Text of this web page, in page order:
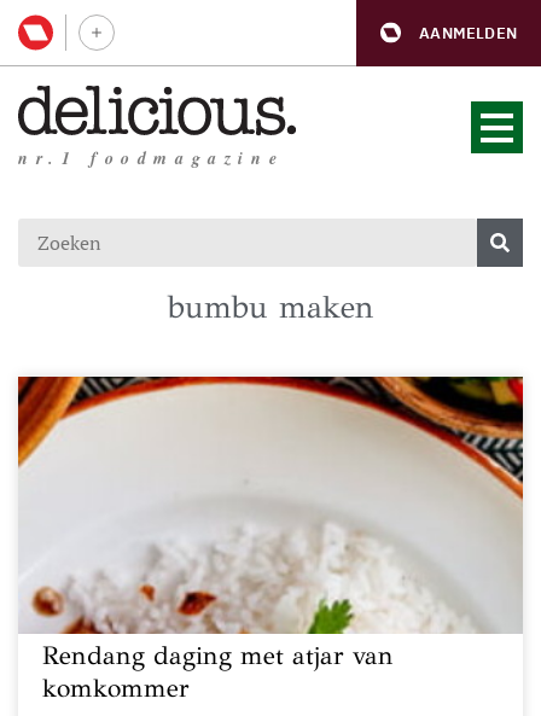
AANMELDEN
nr.1 foodmagazine
bumbu maken
Rendang daging met atjar van
komkommer